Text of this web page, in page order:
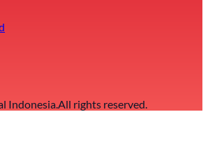
Indonesia.All rights reserved.